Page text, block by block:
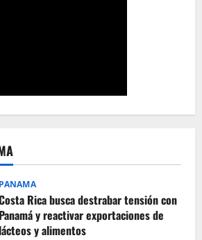
PANAMA
Rica busca destrabar tensión con
Panamá y reactivar exportaciones de
lácteos y alimentos